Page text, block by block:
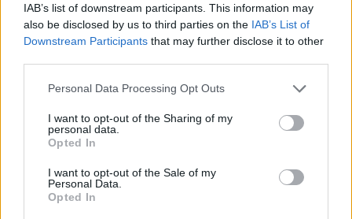
IAB’s list of downstream participants. This information may
also be disclosed by us to third parties on the IAB’s List of
Downstream Participants that may further disclose it to other
Personal Data Processing Opt Outs
I want to opt-out of the Sharing of my
personal data.
Opted In
I want to opt-out of the Sale of my
Personal Data.
Opted In
Pedig szóltam… – Miért nem hiszünk a
A legidegesítőbb kifejezések laza
gyűjteménye
Elyna Robbs: Adéle és az örökölt árnyak